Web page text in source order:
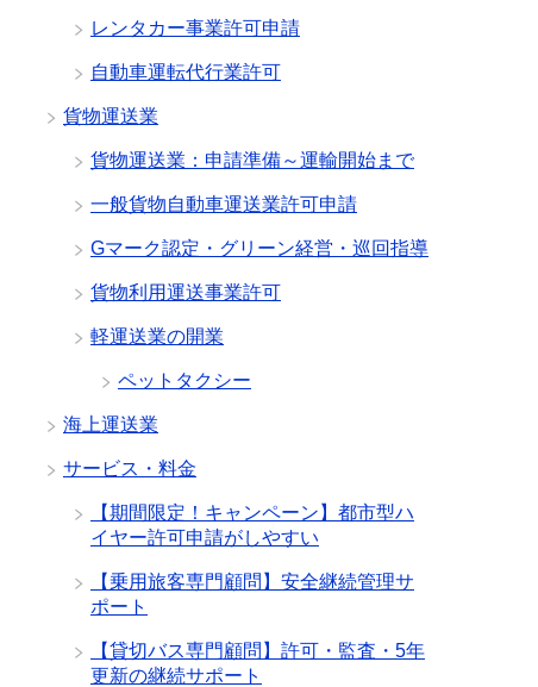
レンタカー事業許可申請
自動車運転代行業許可
貨物運送業
貨物運送業：申請準備～運輸開始まで
一般貨物自動車運送業許可申請
Gマーク認定・グリーン経営・巡回指導
貨物利用運送事業許可
軽運送業の開業
ペットタクシー
海上運送業
サービス・料金
【期間限定！キャンペーン】都市型ハ
イヤー許可申請がしやすい
【乗用旅客専門顧問】安全継続管理サ
ポート
【貸切バス専門顧問】許可・監査・5年
更新の継続サポート